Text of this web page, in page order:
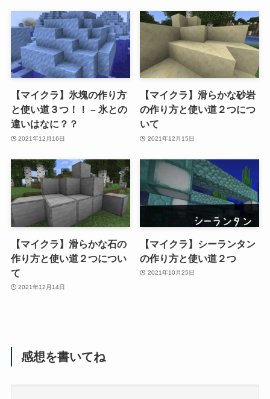
【マイクラ】氷塊の作り方
と使い道３つ！！ – 氷との
違いはなに？？
2021年12月16日
【マイクラ】滑らかな砂岩
の作り方と使い道２つにつ
いて
2021年12月15日
【マイクラ】滑らかな石の
作り方と使い道２つについ
て
2021年12月14日
【マイクラ】シーランタン
の作り方と使い道２つ
2021年10月25日
感想を書いてね